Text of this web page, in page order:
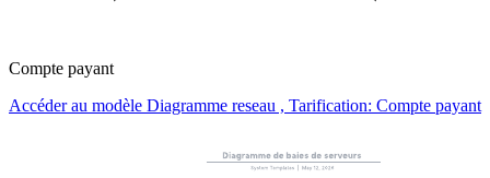
Compte payant
Accéder au modèle Diagramme reseau , Tarification: Compte payant